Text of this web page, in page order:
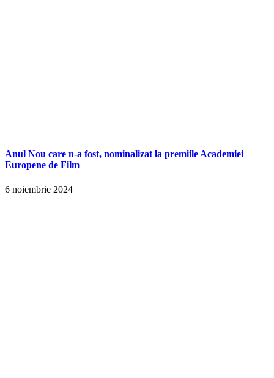
Anul Nou care n-a fost, nominalizat la premiile Academiei
Europene de Film
6 noiembrie 2024